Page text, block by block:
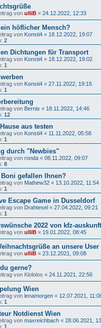
von ulliB « 24.12.2022, 12:33
höflicher Mensch?
von Konsti4 « 18.12.2022, 19:07
2
Dichtungen für Transport
von Konsti4 « 18.12.2022, 19:02
1
von Konsti4 « 27.11.2022, 19:15
1
von Bernis « 18.11.2022, 14:46
12
aus testen
von Konsti4 « 11.11.2022, 05:58
1
durch "Newbies"
von ronda « 08.11.2022, 09:07
8
Boni gefallen Ihnen?
von Mathew32 « 13.10.2022, 11:54
1
Escape Game in Dusseldorf
von Drahtesel « 27.04.2022, 09:21
1
2022 von kfz-
von ulliB « 19.01.2022, 08:45
an unsere User
von ulliB « 23.12.2021, 09:08
gerne?
von Klololos « 24.11.2021, 22:56
Wien
von lenamorgen « 12.07.2021,
1
Notdienst Wien
von maxreichbach « 28.06.2021,
1